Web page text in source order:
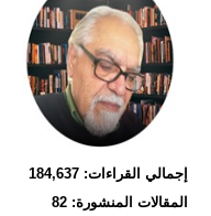
إجمالي القراءات: 184,637
المقالات المنشورة: 82